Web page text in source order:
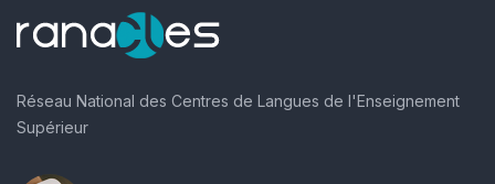
Réseau National des Centres de Langues de l'Enseignement
Supérieur